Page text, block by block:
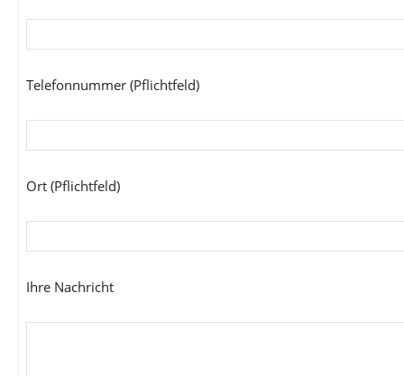
Telefonnummer (Pflichtfeld)
Ort (Pflichtfeld)
Ihre Nachricht